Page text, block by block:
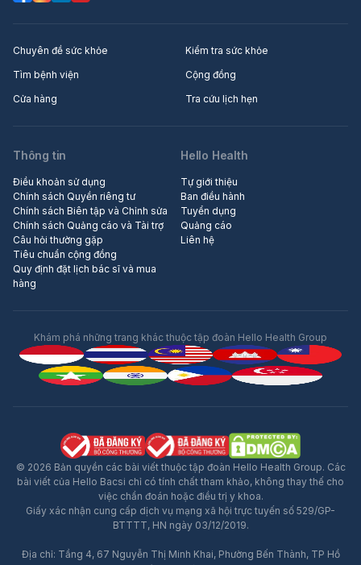
Chuyên đề sức khỏe
Kiểm tra sức khỏe
Tìm bệnh viện
Cộng đồng
Cửa hàng
Tra cứu lịch hẹn
Thông tin
Điều khoản sử dụng
Chính sách Quyền riêng tư
Chính sách Biên tập và Chỉnh sửa
Chính sách Quảng cáo và Tài trợ
Câu hỏi thường gặp
Tiêu chuẩn cộng đồng
Quy định đặt lịch bác sĩ và mua
hàng
Hello Health
Tự giới thiệu
Ban điều hành
Tuyển dụng
Quảng cáo
Liên hệ
Khám phá những trang khác thuộc tập đoàn Hello Health Group
© 2026 Bản quyền các bài viết thuộc tập đoàn Hello Health Group. Các
bài viết của Hello Bacsi chỉ có tính chất tham khảo, không thay thế cho
việc chẩn đoán hoặc điều trị y khoa.
Giấy xác nhận cung cấp dịch vụ mạng xã hội trực tuyến số 529/GP-
BTTTT, HN ngày 03/12/2019.
Địa chỉ: Tầng 4, 67 Nguyễn Thị Minh Khai, Phường Bến Thành, TP Hồ